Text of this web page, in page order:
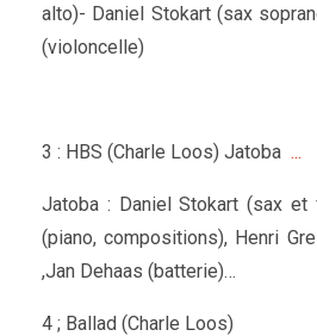
alto)- Daniel Stokart (sax
(violoncelle)
3 : HBS (Charle Loos) Jatoba ...
Jatoba : Daniel Stokart (sax et
(piano, compositions), Henri
,Jan Dehaas (batterie)…
4 ; Ballad (Charle Loos)